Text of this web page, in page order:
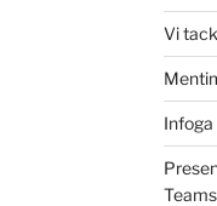
Vi